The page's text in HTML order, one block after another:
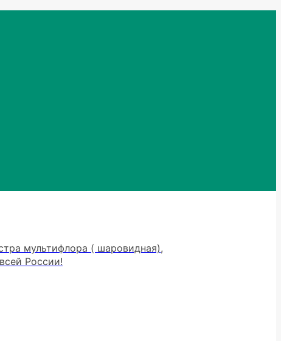
мультифлора ( шаровидная),
России!